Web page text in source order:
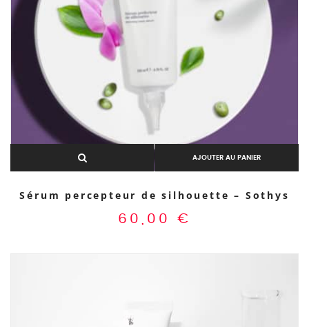
AJOUTER AU PANIER
Sérum percepteur de silhouette – Sothys
60,00 €